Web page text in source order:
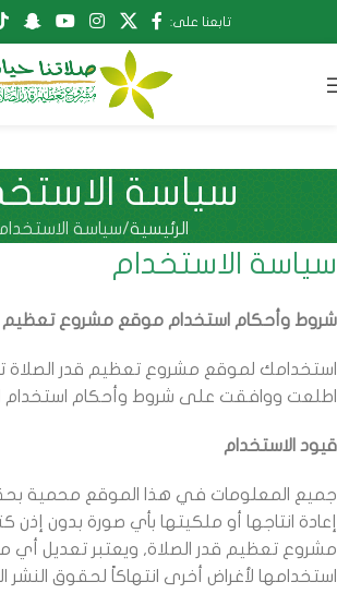
تابعنا على:
سياسة
الرئيسية سياسة الاستخدام
سياسة الاستخدام
شروط وأحكام استخدام موقع مشروع تعظيم
استخدامك لموقع مشروع تعظيم قدر الصلاة
اطلعت ووافقت على شروط وأحكام استخدام
قيود الاستخدام
جميع المعلومات في هذا الموقع محمية
إعادة انتاجها أو ملكيتها بأي صورة بدون إذن
مشروع تعظيم قدر الصلاة, ويعتبر تعديل أي
استخدامها لأغراض أخرى انتهاكاً لحقوق النشر